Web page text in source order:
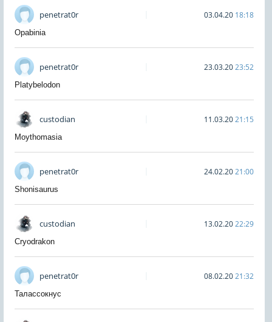
penetrat0r 03.04.20 18:18
Opabinia
penetrat0r 23.03.2023:52
Platybelodon
custodian 11.03.2021:15
Moythomasia
penetrat0r 24.02.2021:00
Shonisaurus
custodian 13.02.2022:29
Cryodrakon
penetrat0r 08.02.2021:32
Талассокнус